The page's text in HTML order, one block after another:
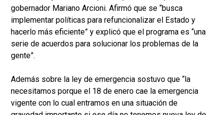
gobernador Mariano Arcioni. Afirmó que se “busca
implementar políticas para refuncionalizar el Estado y
hacerlo más eficiente” y explicó que el programa es “una
serie de acuerdos para solucionar los problemas de la
gente”.
Además sobre la ley de emergencia sostuvo que “la
necesitamos porque el 18 de enero cae la emergencia
vigente con lo cual entramos en una situación de